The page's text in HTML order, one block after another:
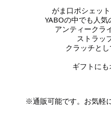
がま口ポシェッ
YABOの中でも人
アンティークラ
ストラッ
クラッチと
ギフトにも
※通販可能です。お気軽